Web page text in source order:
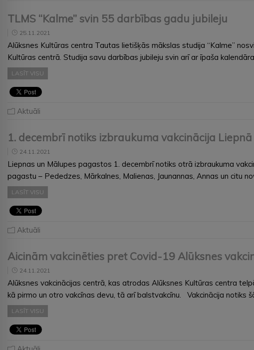
TLMS “Kalme” svin 55 darbības gadu jubileju
25.11.2021
Alūksnes Kultūras centra Tautas lietišķās mākslas studija “Kalme”
Kultūras centrā. Studija savu darbības jubileju svin arī ar īpaša
LASĪT VISU
Aktuāli
1. decembrī notiks izbraukuma vakcinācija
24.11.2021
Liepnas un Mālupes pagastos 1. decembrī notiks otrā izbraukuma
pagastu – Pededzes, Mārkalnes, Malienas, Jaunannas, Annas un citu
LASĪT VISU
Aktuāli
Aicinām vakcinēties pret Covid-19 Alūksnes
24.11.2021
Alūksnes vakcinācijas centrā, kas atrodas Alūksnes Kultūras centra
kā pirmo un otro vakcīnas devu, tā arī balstvakcīnu. Vakcinācija notiks
LASĪT VISU